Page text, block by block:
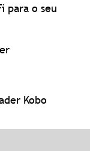
para o seu
Kobo